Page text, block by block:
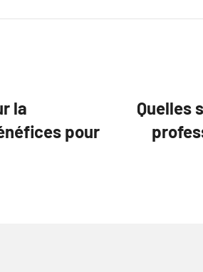
la
pour
Quelles